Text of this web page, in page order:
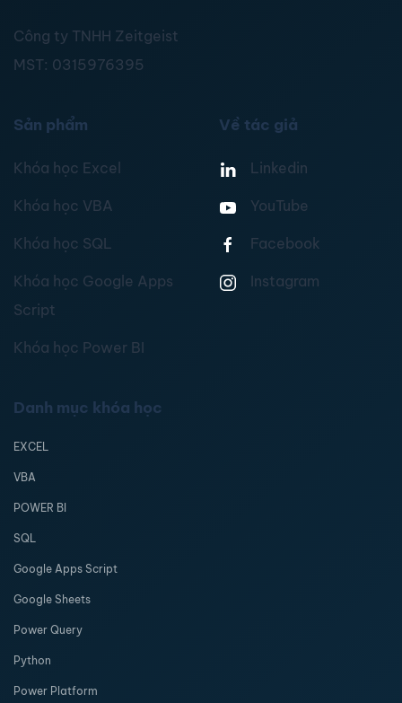
Công ty TNHH Zeitgeist
MST: 0315976395
Sản phẩm
Khóa học Excel
Khóa học VBA
Khóa học SQL
Khóa học Google Apps
Script
Khóa học Power BI
Về tác giả
Linkedin
YouTube
Facebook
Instagram
Danh mục khóa học
EXCEL
VBA
POWER BI
SQL
Google Apps Script
Google Sheets
Power Query
Python
Power Platform